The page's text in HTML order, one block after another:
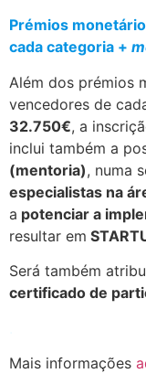
Prémios
cada categoria +
Além dos prémios
vencedores de
32.750€, a
inclui também a
(mentoria), numa
especialistas na
a potenciar a
resultar em
Será também
certificado de
Mais informações